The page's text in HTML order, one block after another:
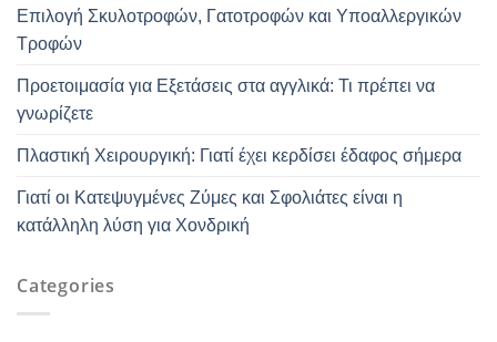
Επιλογή Σκυλοτροφών, Γατοτροφών και Υποαλλεργικών
Τροφών
Προετοιμασία για Εξετάσεις στα αγγλικά: Τι πρέπει να
γνωρίζετε
Πλαστική Χειρουργική: Γιατί έχει κερδίσει έδαφος σήμερα
Γιατί οι Κατεψυγμένες Ζύμες και Σφολιάτες είναι η
κατάλληλη λύση για Χονδρική
Categories